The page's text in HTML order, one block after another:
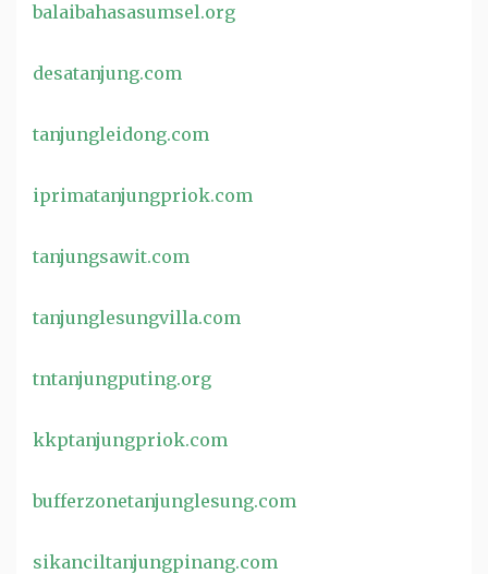
balaibahasasumsel.org
desatanjung.com
tanjungleidong.com
iprimatanjungpriok.com
tanjungsawit.com
tanjunglesungvilla.com
tntanjungputing.org
kkptanjungpriok.com
bufferzonetanjunglesung.com
sikanciltanjungpinang.com